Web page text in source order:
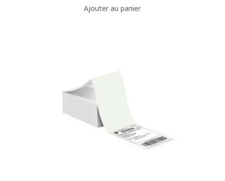
initial
Ajouter au panier